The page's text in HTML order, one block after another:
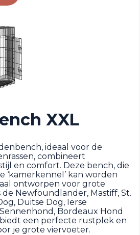
XXL
ideaal voor de
combineert
en comfort. Deze bench, die
‘kamerkennel’ kan worden
ontworpen voor grote
de Newfoundlander, Mastiff, St.
Duitse Dog, Ierse
Bordeaux Hond
biedt een perfecte rustplek en
je grote viervoeter.